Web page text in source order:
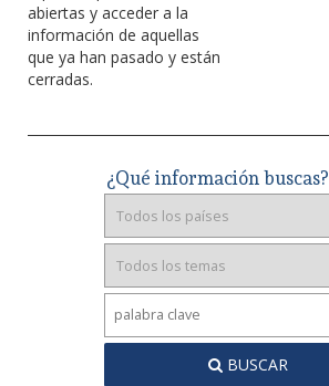
abiertas y acceder a la
información de aquellas
que ya han pasado y están
cerradas.
¿Qué información buscas?
BUSCAR